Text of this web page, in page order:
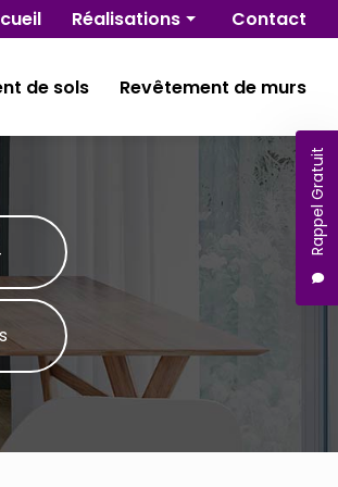
secondaire
Réalisations
Isolation
Plâtrerie
Revêtement de sols
Contact
Rappel Gratuit
de sols Revêtement de murs